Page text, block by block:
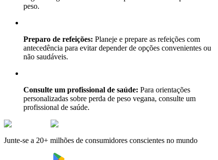
peso.
Preparo de refeições: Planeje e prepare as refeições com
antecedência para evitar depender de opções convenientes ou
não saudáveis.
Consulte um profissional de saúde: Para orientações
personalizadas sobre perda de peso vegana, consulte um
profissional de saúde.
Junte-se a 20+ milhões de consumidores conscientes no mundo